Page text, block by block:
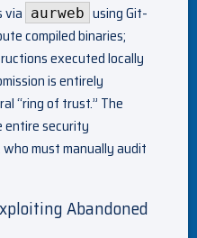
via aurweb using Git-
compiled binaries;
executed locally
is entirely
“ring of trust.” The
security
must manually audit
Abandoned